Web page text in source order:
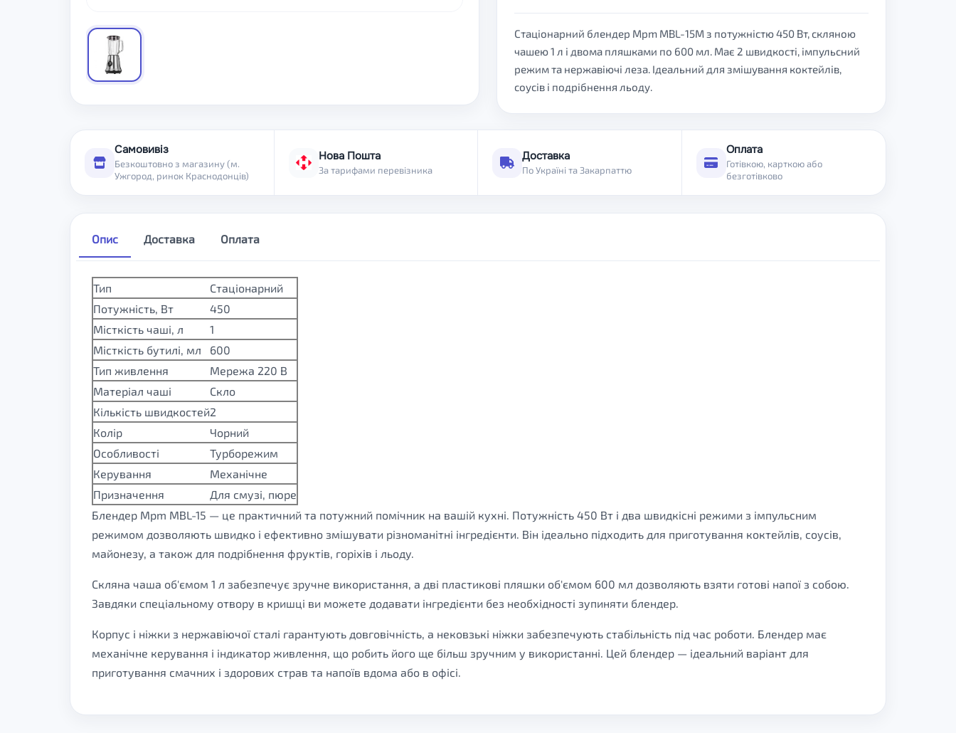
Стаціонарний блендер Mpm MBL-15M з потужністю 450 Вт, скляною
чашею 1 л і двома пляшками по 600 мл. Має 2 швидкості, імпульсний
режим та нержавіючі леза. Ідеальний для змішування коктейлів,
соусів і подрібнення льоду.
Самовивіз
Безкоштовно з магазину (м.
Ужгород, ринок Краснодонців)
Нова Пошта
За тарифами перевізника
Доставка
По Україні та Закарпаттю
Оплата
Готівкою, карткою або
безготівково
Опис Доставка Оплата
Тип
Стаціонарний
Потужність, Вт
450
Місткість чаші, л
1
Місткість бутилі, мл
600
Тип живлення
Мережа 220 В
Матеріал чаші
Скло
Кількість швидкостей2
Колір
Чорний
Особливості
Турборежим
Керування
Механічне
Призначення
Для смузі, пюре
Блендер Mpm MBL-15 — це практичний та потужний помічник на вашій кухні. Потужність 450 Вт і два швидкісні режими з імпульсним
режимом дозволяють швидко і ефективно змішувати різноманітні інгредієнти. Він ідеально підходить для приготування коктейлів, соусів,
майонезу, а також для подрібнення фруктів, горіхів і льоду.
Скляна чаша об'ємом 1 л забезпечує зручне використання, а дві пластикові пляшки об'ємом 600 мл дозволяють взяти готові напої з собою.
Завдяки спеціальному отвору в кришці ви можете додавати інгредієнти без необхідності зупиняти блендер.
Корпус і ніжки з нержавіючої сталі гарантують довговічність, а нековзькі ніжки забезпечують стабільність під час роботи. Блендер має
механічне керування і індикатор живлення, що робить його ще більш зручним у використанні. Цей блендер — ідеальний варіант для
приготування смачних і здорових страв та напоїв вдома або в офісі.